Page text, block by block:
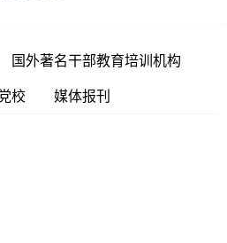
国外著名干部教育培训机构
校 媒体报刊